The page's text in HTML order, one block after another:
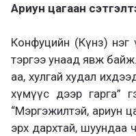
Ариун цагаан
Конфуцийн (Күнз)
тэргээ унаад явж
аа, хулгай худал
хүмүүс дээр гарга”
“Мэргэжилтэй, ариун
эрх дархтай, шуундаа